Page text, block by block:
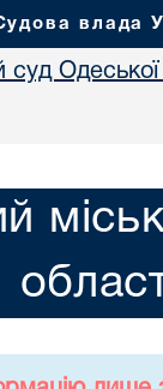
влада
Одеської